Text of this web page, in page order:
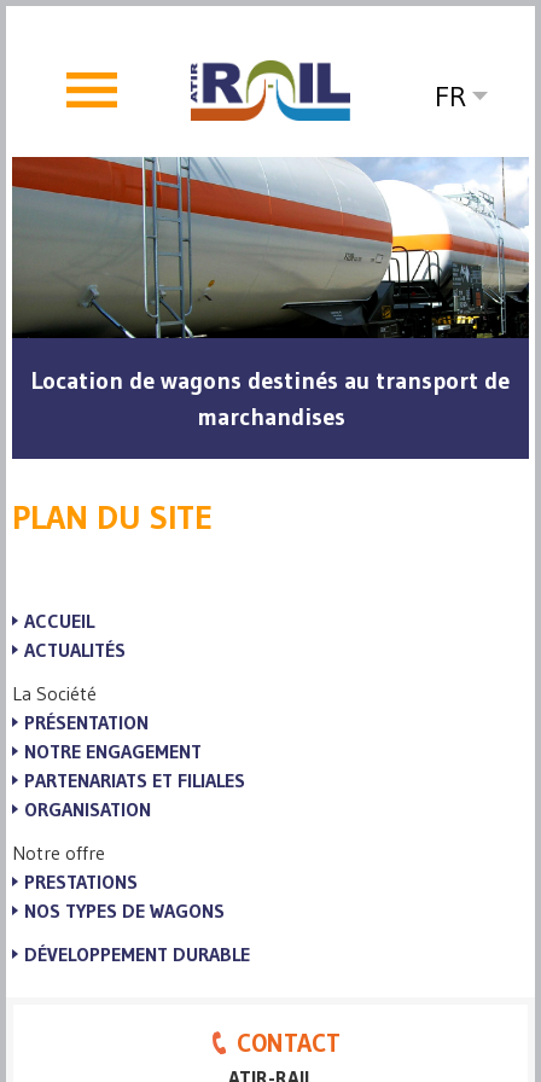
FR
Location de wagons destinés au transport de
marchandises
PLAN DU SITE
ACCUEIL
ACTUALITÉS
La Société
PRÉSENTATION
NOTRE ENGAGEMENT
PARTENARIATS ET FILIALES
ORGANISATION
Notre offre
PRESTATIONS
NOS TYPES DE WAGONS
DÉVELOPPEMENT DURABLE
CONTACT